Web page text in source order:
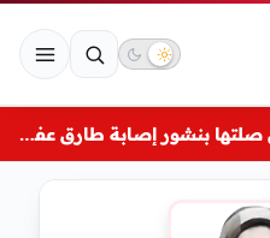
يمن شباب تنفي صلتها بنشور إصابة طارق عفاش في المخا